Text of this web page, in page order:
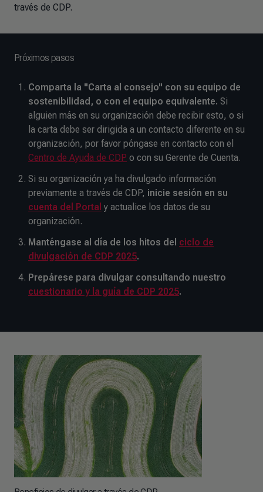
través de CDP.
Próximos pasos
Comparta la "Carta al consejo" con su equipo de
sostenibilidad, o con el equipo equivalente. Si
alguien más en su organización debe recibir esto, o si
la carta debe ser dirigida a un contacto diferente en su
organización, por favor póngase en contacto con el
Centro de Ayuda de CDP o con su Gerente de Cuenta.
Si su organización ya ha divulgado información
previamente a través de CDP, inicie sesión en su
cuenta del Portal y actualice los datos de su
organización.
Manténgase al día de los hitos del ciclo de
divulgación de CDP 2025.
Prepárese para divulgar consultando nuestro
cuestionario y la guía de CDP 2025.